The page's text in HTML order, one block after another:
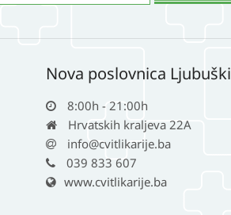
Nova poslovnica Ljubuški
8:00h - 21:00h
Hrvatskih kraljeva 22A
info@cvitlikarije.ba
039 833 607
www.cvitlikarije.ba